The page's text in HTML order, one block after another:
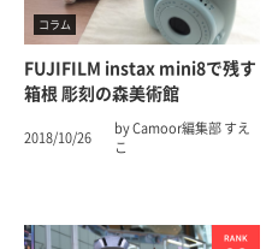
コラム
FUJIFILM instax mini8で残す
箱根 彫刻の森美術館
2018/10/26
by Camoor編集部 すえ
こ